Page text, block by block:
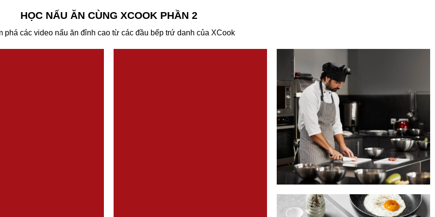
HỌC NẤU ĂN CÙNG XCOOK PHẦN 2
phá các video nấu ăn đỉnh cao từ các đầu bếp trứ danh của XCook